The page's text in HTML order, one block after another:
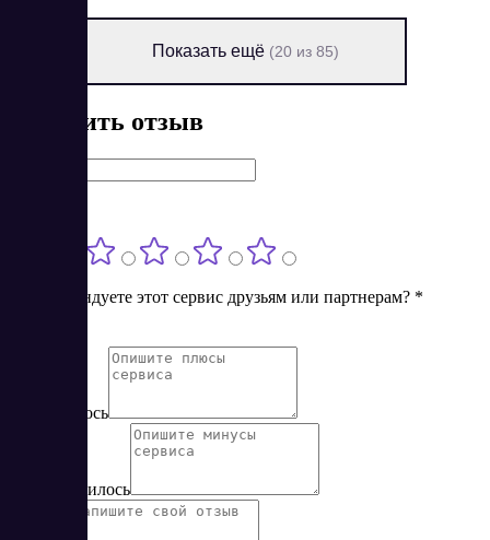
Показать ещё (20 из 85)
Оставить отзыв
Порекомендуете этот сервис друзьям или партнерам? *
Понравилось
Не понравилось